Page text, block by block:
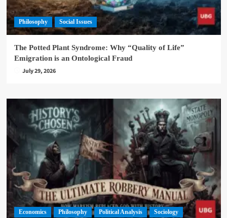
Philosophy Social Issues
The Potted Plant Syndrome: Why “Quality of Life”
Emigration is an Ontological Fraud
July 29, 2026
Economics Philosophy Political Analysis Sociology